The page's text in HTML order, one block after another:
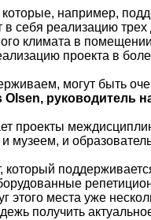
например,
себя реализацию
климата в
проекта в
могут быть
Olsen, руководитель
проекты
и музеем, и
который
этого места уже
получить